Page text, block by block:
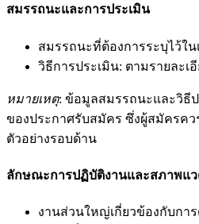
สมรรถนะและการประเมิน
สมรรถนะที่ต้องการระบุไว้ใน
วิธีการประเมิน: ตามรายละเ
หมายเหตุ: ข้อมูลสมรรถนะและวิธี
ของประกาศรับสมัคร ซึ่งผู้สมัครคว
ตัวอย่างรอบด้าน
ลักษณะการปฏิบัติงานและสภาพแ
งานส่วนใหญ่เกี่ยวข้องกับกา